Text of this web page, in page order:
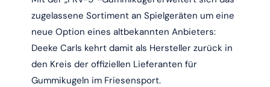
zugelassene Sortiment an Spielgeräten um eine
neue Option eines altbekannten Anbieters:
Deeke Carls kehrt damit als Hersteller zurück in
den Kreis der offiziellen Lieferanten für
Gummikugeln im Friesensport.